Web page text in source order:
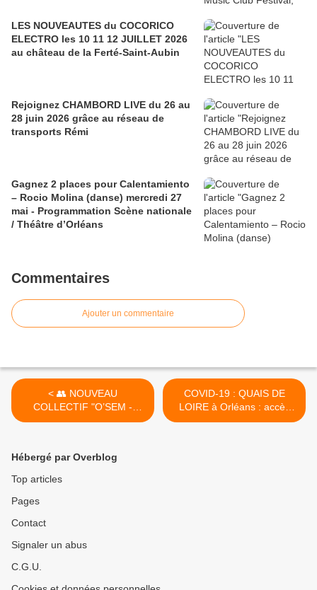
LES NOUVEAUTES du COCORICO
ELECTRO les 10 11 12 JUILLET 2026
au château de la Ferté-Saint-Aubin
Rejoignez CHAMBORD LIVE du 26 au
28 juin 2026 grâce au réseau de
transports Rémi
Gagnez 2 places pour Calentamiento
– Rocio Molina (danse) mercredi 27
mai - Programmation Scène nationale
/ Théâtre d’Orléans
Commentaires
Ajouter un commentaire
< 👥 NOUVEAU
COLLECTIF "O’SEM -
Orléans...
COVID-19 : QUAIS DE
LOIRE à Orléans : accès
désormais autorisés aux
Hébergé par Overblog
Top articles
Pages
Contact
Signaler un abus
C.G.U.